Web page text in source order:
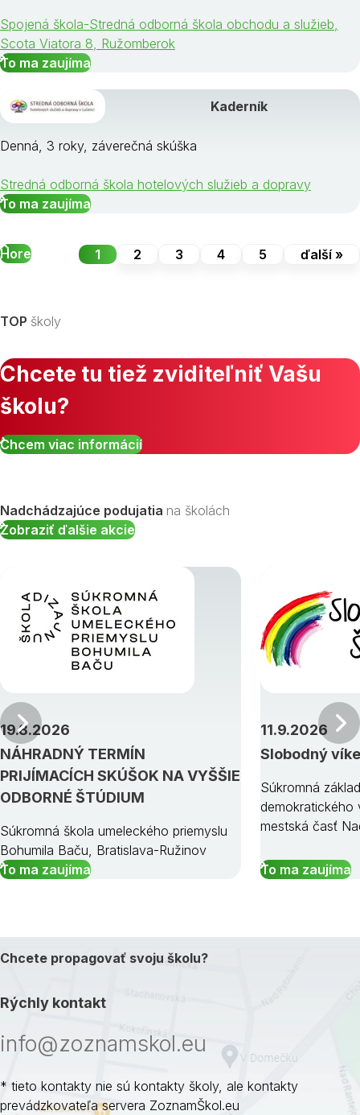
Spojená škola-Stredná odborná škola obchodu a služieb,
Scota Viatora 8, Ružomberok
To ma zaujíma
Kaderník
Denná, 3 roky, záverečná skúška
Stredná odborná škola hotelových služieb a dopravy
To ma zaujíma
Hore 1 2 3 4 5 ďalší »
TOP školy
Chcete tu tiež zviditeľniť Vašu
školu?
Chcem viac informácií
Nadchádzajúce podujatia na školách
Zobraziť ďalšie akcie
NÁHRADNÝ TERMÍN
PRIJÍMACÍCH SKÚŠOK NA VYŠŠIE
ODBORNÉ ŠTÚDIUM
19.8.2026
Súkromná škola umeleckého priemyslu
Bohumila Baču, Bratislava-Ružinov
To ma zaujíma
Slobodný
11.9.2026
Súkromná
demokratického
mestská časť
To ma zaujíma
Predchádzajúci
Chcete propagovať svoju školu?
Rýchly kontakt
info@zoznamskol.eu
* tieto kontakty nie sú kontakty školy, ale kontakty
prevádzkovateľa servera ZoznamŠkol.eu